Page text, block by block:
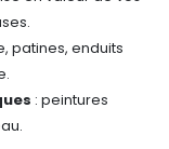
patines, enduits
: peintures